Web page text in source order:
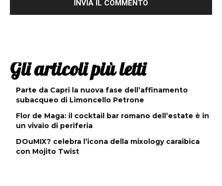
Gli articoli più letti
Parte da Capri la nuova fase dell’affinamento
subacqueo di Limoncello Petrone
Flor de Maga: il cocktail bar romano dell’estate è in
un vivaio di periferia
DOuMIX? celebra l’icona della mixology caraibica
con Mojito Twist